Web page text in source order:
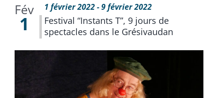
Fév
1
1 février 2022-9 février 2022
Festival “Instants T”, 9 jours de
spectacles dans le Grésivaudan